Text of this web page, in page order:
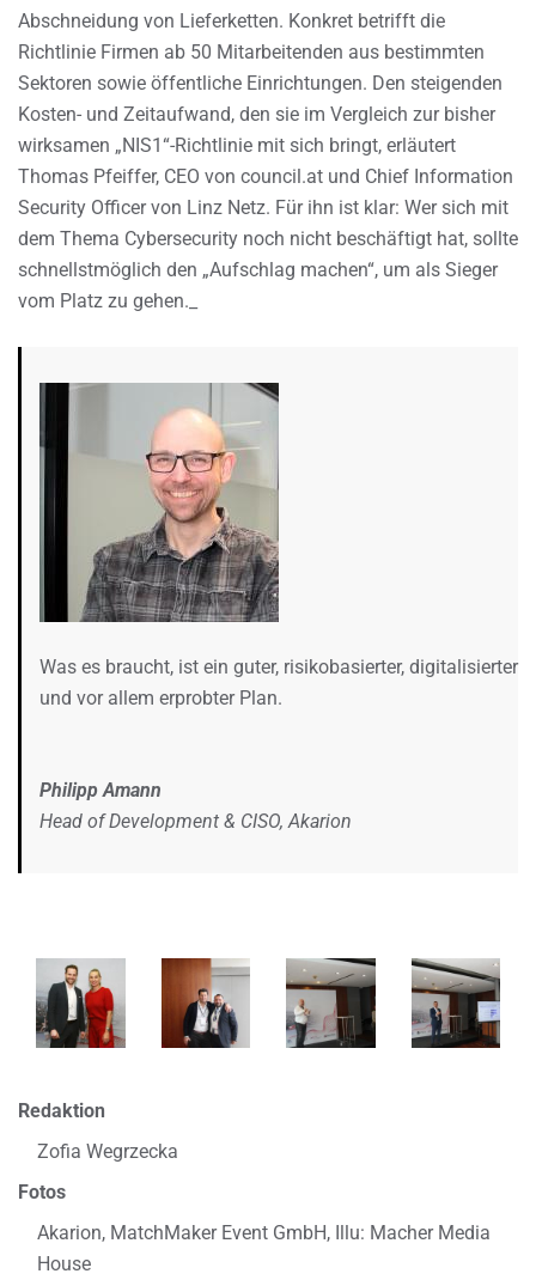
Abschneidung von Lieferketten. Konkret betrifft die
Richtlinie Firmen ab 50 Mitarbeitenden aus bestimmten
Sektoren sowie öffentliche Einrichtungen. Den steigenden
Kosten- und Zeitaufwand, den sie im Vergleich zur bisher
wirksamen „NIS1“-Richtlinie mit sich bringt, erläutert
Thomas Pfeiffer, CEO von council.at und Chief Information
Security Officer von Linz Netz. Für ihn ist klar: Wer sich mit
dem Thema Cybersecurity noch nicht beschäftigt hat, sollte
schnellstmöglich den „Aufschlag machen“, um als Sieger
vom Platz zu gehen._
Was es braucht, ist ein guter, risikobasierter, digitalisierter
und vor allem erprobter Plan.
Philipp Amann
Head of Development & CISO, Akarion
Redaktion
Zofia Wegrzecka
Fotos
Akarion, MatchMaker Event GmbH, Illu: Macher Media
House